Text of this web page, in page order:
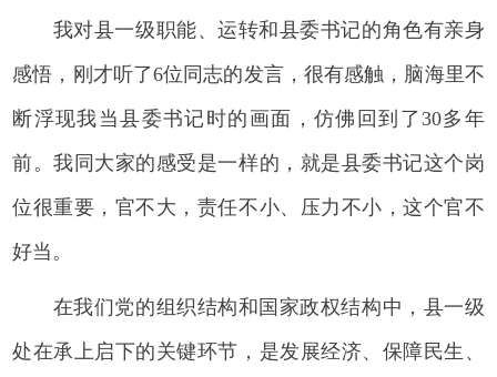
我对县一级职能、运转和县委书记的角色有亲身
感悟，刚才听了6位同志的发言，很有感触，脑海里不
断浮现我当县委书记时的画面，仿佛回到了30多年
前。我同大家的感受是一样的，就是县委书记这个岗
位很重要，官不大，责任不小、压力不小，这个官不
好当。
在我们党的组织结构和国家政权结构中，县一级
处在承上启下的关键环节，是发展经济、保障民生、